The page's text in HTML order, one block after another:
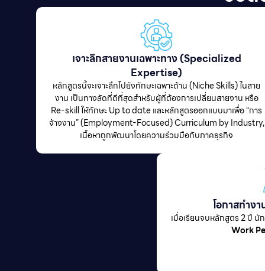
เจาะลึกสายงานเฉพาะทาง (Specialized
Expertise)
หลักสูตรนี้จะเจาะลึกไปยังทักษะเฉพาะด้าน (Niche Skills) ในสาย
งาน เป็นทางลัดที่ดีที่สุดสำหรับผู้ที่ต้องการเปลี่ยนสายงาน หรือ
Re-skill ให้ทักษะ Up to date และหลักสูตรออกแบบมาเพื่อ “การ
จ้างงาน” (Employment-Focused) Curriculum by Industry,
เนื้อหาถูกพัฒนาโดยความร่วมมือกับภาคธุรกิจ
โอกาสทำง
เมื่อเรียนจบหลักสูตร 2 ปี
Work